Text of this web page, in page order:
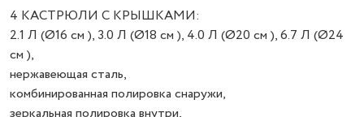
4 КАСТРЮЛИ С КРЫШКАМИ:
2.1 Л (Ø16 см ), 3.0 Л (Ø18 см ), 4.0 Л (Ø20 см ), 6.7 Л (Ø24
см ),
нержавеющая сталь,
комбинированная полировка снаружи,